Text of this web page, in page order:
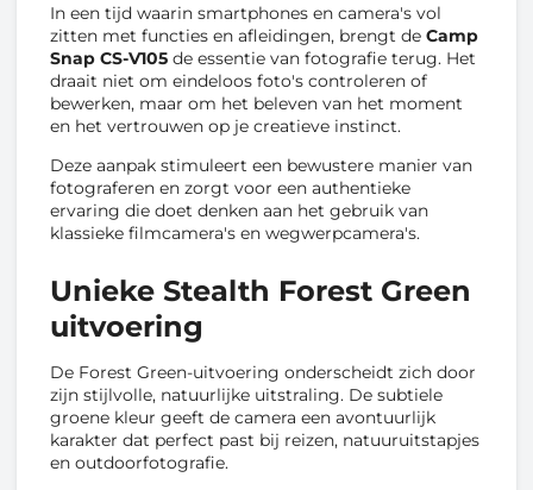
In een tijd waarin smartphones en camera's vol
zitten met functies en afleidingen, brengt de Camp
Snap CS-V105 de essentie van fotografie terug. Het
draait niet om eindeloos foto's controleren of
bewerken, maar om het beleven van het moment
en het vertrouwen op je creatieve instinct.
Deze aanpak stimuleert een bewustere manier van
fotograferen en zorgt voor een authentieke
ervaring die doet denken aan het gebruik van
klassieke filmcamera's en wegwerpcamera's.
Unieke Stealth Forest Green
uitvoering
De Forest Green-uitvoering onderscheidt zich door
zijn stijlvolle, natuurlijke uitstraling. De subtiele
groene kleur geeft de camera een avontuurlijk
karakter dat perfect past bij reizen, natuuruitstapjes
en outdoorfotografie.